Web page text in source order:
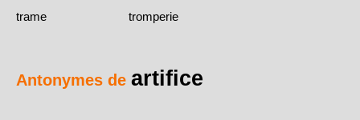
trame
tromperie
Antonymes de artifice